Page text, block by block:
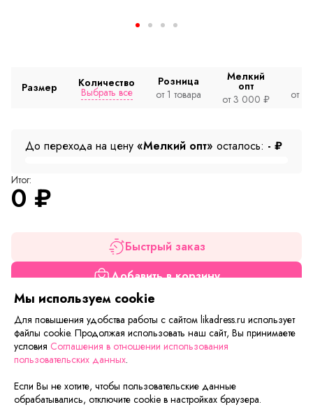
Размер Количество
Выбрать все
Розница
от 1 товара
Мелкий
опт
от 3 000 ₽
от
До перехода на цену «Мелкий опт» осталось: - ₽
Итог:
0 ₽
Быстрый заказ
Добавить в корзину
Если вам нужна только эта модель, можете
воспользоваться функцией «Быстрый заказ».
Заполните форму, и через короткое время вам
перезвонит менеджер. Он уточнит все условия заказа,
ответит на вопросы, а также подскажет о вариантах
оплаты и доставки.
Мы используем cookie
Для повышения удобства работы с сайтом likadress.ru использует
файлы cookie. Продолжая использовать наш сайт, Вы принимаете
условия Соглашения в отношении использования
пользовательских данных.
Если Вы не хотите, чтобы пользовательские данные
обрабатывались, отключите cookie в настройках браузера.